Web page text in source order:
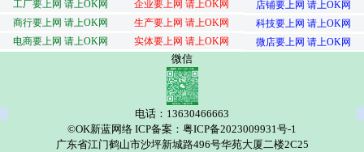
工厂要上网 请上OK网 企业要上网 请上OK网
店铺要上网 请上OK网
商行要上网 请上OK网
生产要上网 请上OK网
科技要上网 请上OK网
电商要上网 请上OK网
实体要上网 请上OK网 微店要上网 请上OK网
微信
电话：13630466663
©OK新蓝网络 ICP备案：粤ICP备2023009931号-1
广东省江门鹤山市沙坪新城路496号华苑大厦二楼2C25